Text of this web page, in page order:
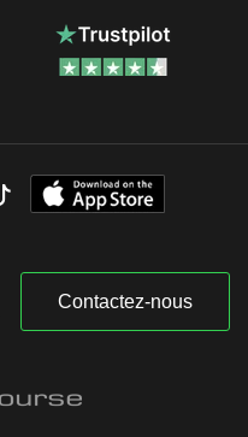
Contactez-nous